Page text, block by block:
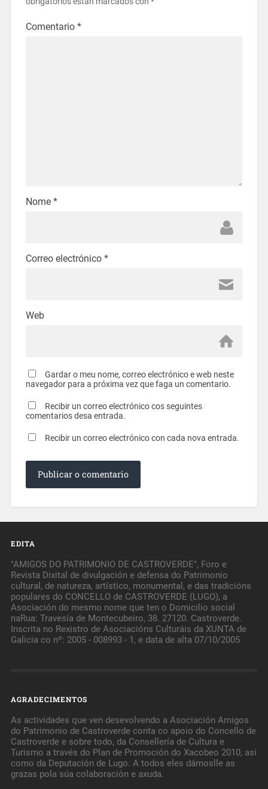
Comentario *
Nome *
Correo electrónico *
Web
Gardar o meu nome, correo electrónico e web neste
navegador para a próxima vez que faga un comentario.
Recibir un correo electrónico cos seguintes
comentarios desa entrada.
Recibir un correo electrónico con cada nova entrada.
EDITA
"AMIGOS DO PATRIMONIO DE CASTROVERDE", Foro e
Revista Dixital de divulgación e defensa do Patrimonio
cultural, de natureza, artístico, monumental, e das tradicións
populares do CONCELLO de CASTROVERDE (LUGO), a
Asociación do mesmo nome que ten o Domicilio social
naRua: Travesía de Montecubeiro, 38. 27120. Castroverde.
Inscrita no Rexistro de Asociacións Culturáis da XUNTA de
Galicia co nº: 2005 - 008993 - 1, e data de alta 07/10/2005
AGRADECIMENTOS
As actividades que ven desevolvendo a Asociación Amigos
do Patrimonio de Castroverde conta co apoio do Concello de
Castroverde e sobre todo, da Consellería de Cultura e
Turismo a través do Plan de Promoción do Xacobeo 2010, así
como da Deputación de Lugo. A todos eles dámoslle as
grazas pola súa colaboración e axuda.